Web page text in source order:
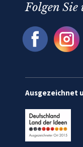
Folgen Sie
Ausgezeichnet